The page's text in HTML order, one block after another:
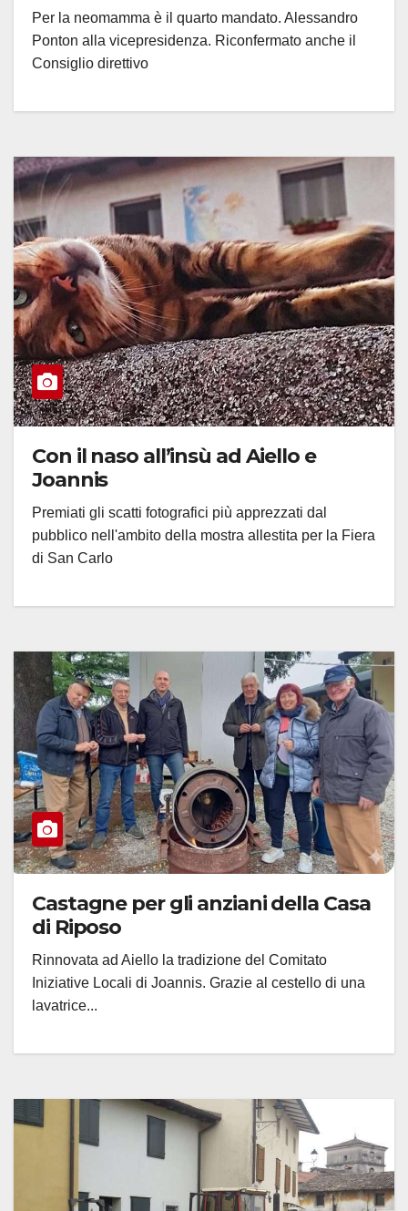
Per la neomamma è il quarto mandato. Alessandro
Ponton alla vicepresidenza. Riconfermato anche il
Consiglio direttivo
Con il naso all’insù ad Aiello e
Joannis
Premiati gli scatti fotografici più apprezzati dal
pubblico nell'ambito della mostra allestita per la Fiera
di San Carlo
Castagne per gli anziani della Casa
di Riposo
Rinnovata ad Aiello la tradizione del Comitato
Iniziative Locali di Joannis. Grazie al cestello di una
lavatrice...